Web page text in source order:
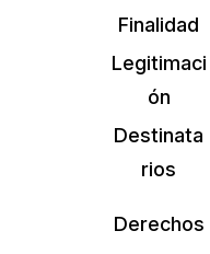
Finalidad
Legitimaci
ón
Destinata
rios
Derechos